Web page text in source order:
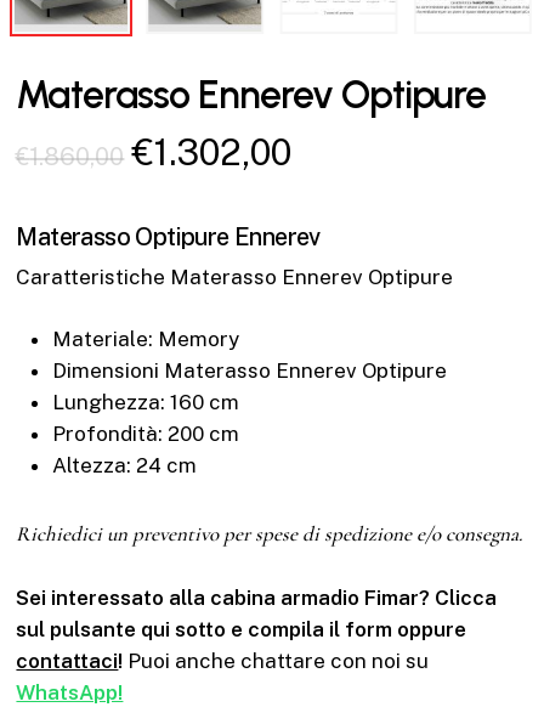
Materasso Ennerev Optipure
€1.860,00 Il
originale
era:
€1.860,00.
€1.302,00
attuale
è:
€1.302,00.
Materasso Optipure Ennerev
Caratteristiche Materasso Ennerev Optipure
Materiale: Memory
Dimensioni Materasso Ennerev Optipure
Lunghezza: 160 cm
Profondità: 200 cm
Altezza: 24 cm
Richiedici un preventivo per spese di spedizione e/o consegna.
Sei interessato alla cabina armadio Fimar? Clicca
sul pulsante qui sotto e compila il form oppure
contattaci! Puoi anche chattare con noi su
WhatsApp!